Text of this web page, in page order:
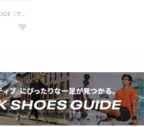
ナノ X5 エッジ / NANO X5 EDGE （ライム）